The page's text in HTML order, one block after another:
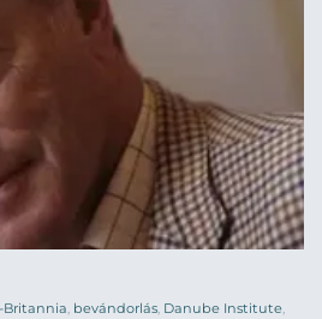
Britannia, bevándorlás, Danube Institute,